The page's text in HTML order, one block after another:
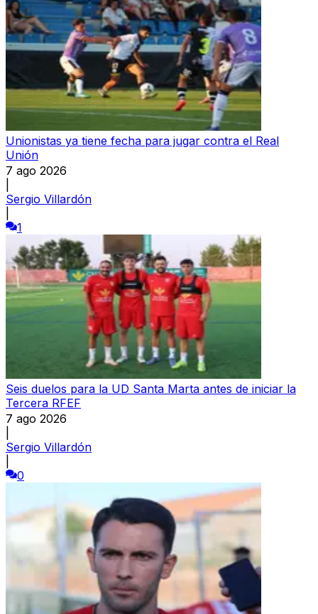
Unionistas ya tiene fecha para jugar contra el Real
Unión
7 ago 2026
Sergio Villardón
1
Seis duelos para la UD Santa Marta antes de iniciar la
Tercera RFEF
7 ago 2026
Sergio Villardón
0